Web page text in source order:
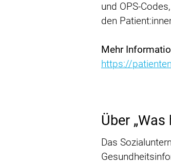
und OPS-
den
Mehr
https://
Über „Was
Das